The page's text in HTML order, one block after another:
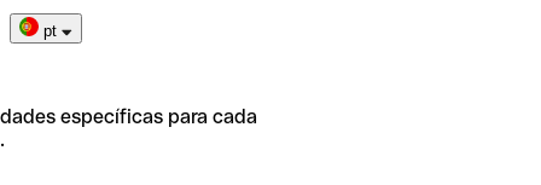
pt
específicas para cada